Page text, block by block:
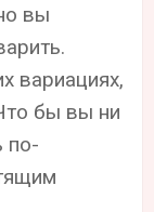
вы
вариациях,
бы вы ни
по-